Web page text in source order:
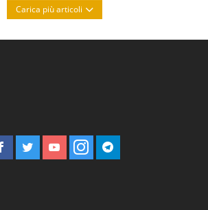
Carica più articoli